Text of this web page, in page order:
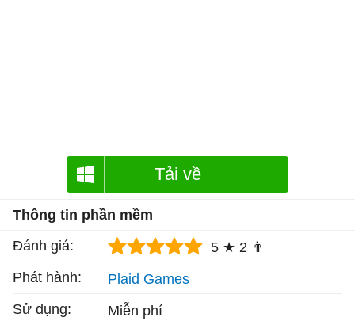
Tải về
Thông tin phần mềm
Đánh giá:
5 ★ 2 👨
Phát hành:
Plaid Games
Sử dụng:
Miễn phí